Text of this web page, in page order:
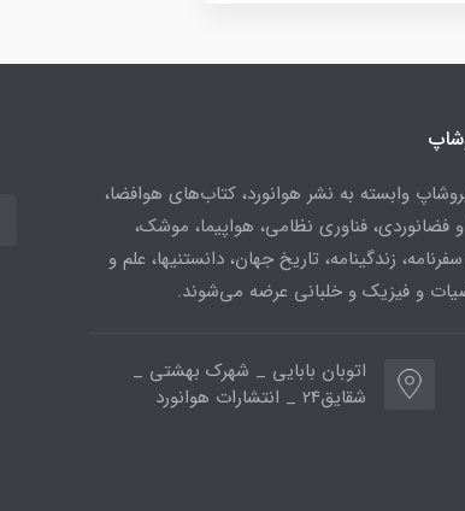
وابسته به نشر هوانورد، کتاب‌های هوافضا،
فضانوردی، فناوری نظامی، هواپیما، موشک،
سفرنامه، زندگینامه، تاریخ جهان، دانستنیها، علم و
و فیزیک و خلبانی عرضه می‌شوند.
اتوبان بابایی _ شهرک بهشتی _
شقایق24 _ انتشارات هوانورد